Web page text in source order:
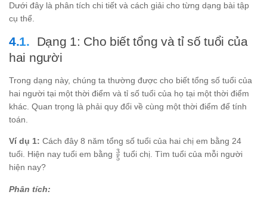
Dưới đây là phân tích chi tiết và cách giải cho từng dạng bài tập
cụ thể.
Dạng 1: Cho biết tổng và tỉ số tuổi của
hai người
Trong dạng này, chúng ta thường được cho biết tổng số tuổi của
hai người tại một thời điểm và tỉ số tuổi của họ tại một thời điểm
khác. Quan trọng là phải quy đổi về cùng một thời điểm để tính
toán.
Ví dụ 1: Cách đây 8 năm tổng số tuổi của hai chị em bằng 24
tuổi. Hiện nay tuổi em bằng \frac{3}
5
3 tuổi chị. Tìm tuổi của mỗi người
hiện nay?
Phân tích: